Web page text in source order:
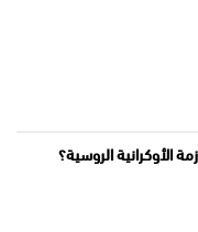
الأوكرانية الروسية؟